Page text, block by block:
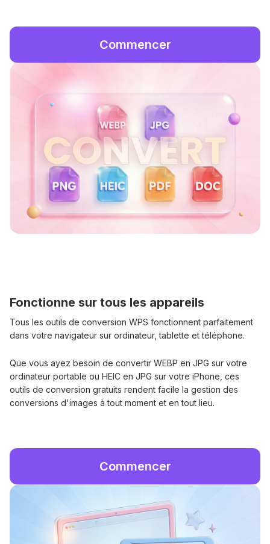
Commencer
Fonctionne sur tous les appareils
Tous les outils de conversion WPS fonctionnent parfaitement
dans votre navigateur sur ordinateur, tablette et téléphone.
Que vous ayez besoin de convertir WEBP en JPG sur votre
ordinateur portable ou HEIC en JPG sur votre iPhone, ces
outils de conversion gratuits rendent facile la gestion des
conversions d'images à tout moment et en tout lieu.
Commencer